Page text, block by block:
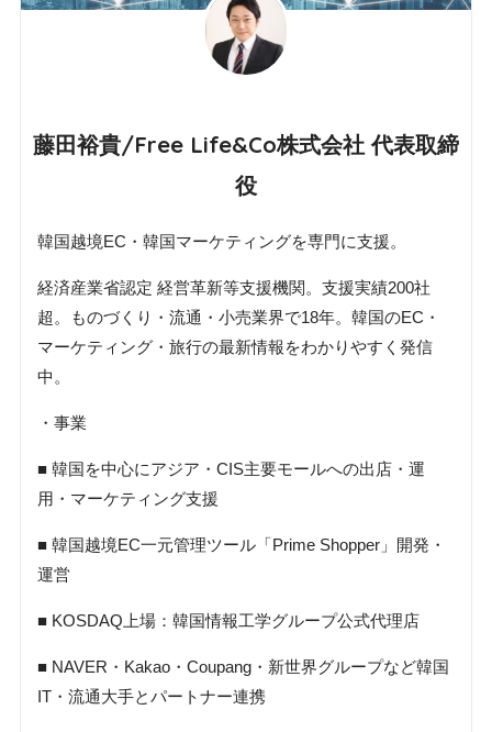
藤田裕貴/Free Life&Co株式会社 代表取締
役
韓国越境EC・韓国マーケティングを専門に支援。
経済産業省認定 経営革新等支援機関。支援実績200社
超。ものづくり・流通・小売業界で18年。韓国のEC・
マーケティング・旅行の最新情報をわかりやすく発信
中。
・事業
■ 韓国を中心にアジア・CIS主要モールへの出店・運
用・マーケティング支援
■ 韓国越境EC一元管理ツール「Prime Shopper」開発・
運営
■ KOSDAQ上場：韓国情報工学グループ公式代理店
■ NAVER・Kakao・Coupang・新世界グループなど韓国
IT・流通大手とパートナー連携